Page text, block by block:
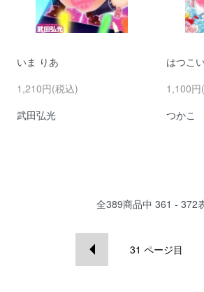
いま りあ
1,210円(税込)
武田弘光
はつこ
1,100円
つかこ
全389商品中 361 - 372
31 ページ目